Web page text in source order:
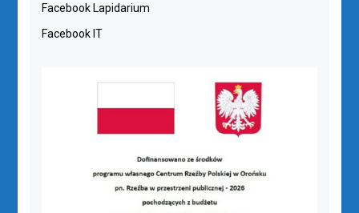
Facebook Lapidarium
Facebook IT